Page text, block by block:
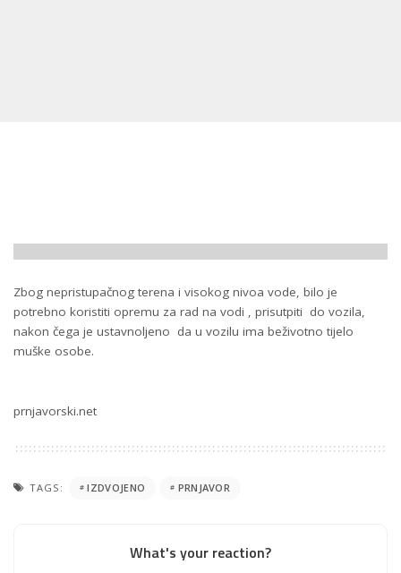
Zbog nepristupačnog terena i visokog nivoa vode, bilo je
potrebno koristiti opremu za rad na vodi , prisutpiti do vozila,
nakon čega je ustavnoljeno da u vozilu ima beživotno tijelo
muške osobe.
prnjavorski.net
TAGS: IZDVOJENO PRNJAVOR
What's your reaction?